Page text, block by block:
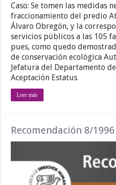
Caso: Se tomen las medidas
fraccionamiento del predio
Álvaro Obregón, y la
servicios públicos a las 105
pues, como quedo
de conservación ecológica
Jefatura del Departamento
Aceptación Estatus
Leer más
Recomendación 8/1996